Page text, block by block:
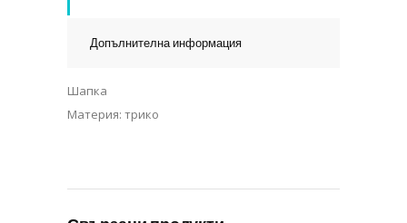
Допълнителна информация
Шапка
Материя: трико